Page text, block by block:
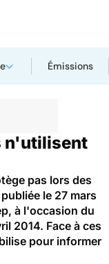
Émissions
n'utilisent
pas lors des
le 27 mars
à l'occasion du
2014. Face à ces
pour informer